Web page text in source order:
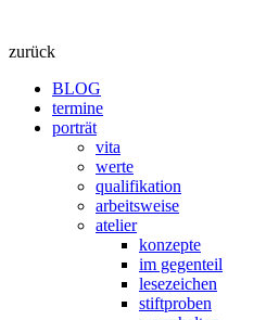
zurück
BLOG
termine
porträt
vita
werte
qualifikation
arbeitsweise
atelier
konzepte
im gegenteil
lesezeichen
stiftproben